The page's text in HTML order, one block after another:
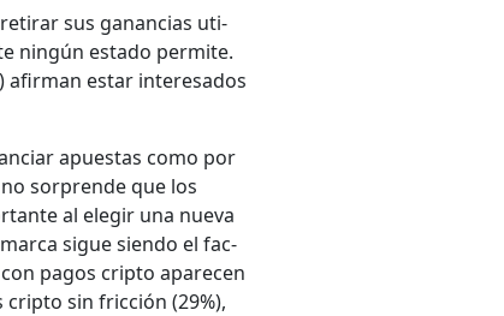
sus ganan­cias uti­
ningún esta­do per­mite.
afir­man estar intere­sa­dos
apues­tas como por
sor­prende que los
al ele­gir una nue­va
sigue sien­do el fac­
pagos crip­to apare­cen
sin fric­ción (29%),